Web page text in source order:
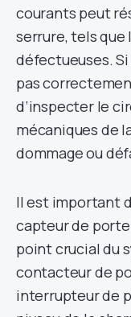
courants peut
serrure, tels que
défectueuses.
pas
d’inspecter le
mécaniques de
dommage ou
Il est important
capteur de
point crucial du
contacteur de
interrupteur de